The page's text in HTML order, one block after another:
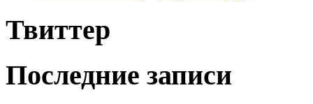
Твиттер
Последние записи